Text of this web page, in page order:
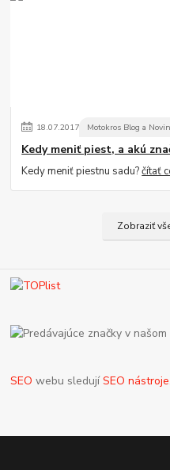
18.07.2017 Motokros Blog a
Kedy meniť piest, a akú
Kedy meniť piestnu sadu?čítať
Zobraziť
SEO webu sledujíSEO nástroje